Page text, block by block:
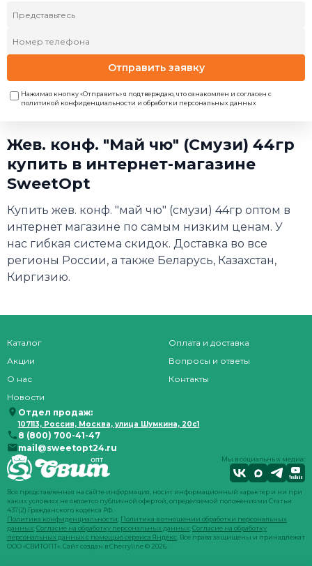
Отправить заявку
Нажимая кнопку «Отправить» я подтверждаю, что ознакомлен и согласен с
политикой конфиденциальности и обработки персональных данных
Жев. конф. "Май чю" (Смузи) 44гр
купить в интернет-магазине
SweetOpt
Купить жев. конф. "май чю" (смузи) 44гр оптом в
интернет магазине по самым низким ценам. У
нас гибкая система скидок. Доставка во все
регионы России, а также Беларусь, Казахстан,
Киргизию.
Каталог
Акции
О нас
Новости
Оплата и доставка
Вопросы и ответы
Контакты
Отдел продаж:
107113, Россия, Москва, улица Шумкина, 20с1
8 (800) 700-41-47
mail@sweetopt24.ru
Мы в социальных медиа:
Вся представленная на сайте информация, носит информационный характер и ни при
каких условиях не является публичной офертой, определяемой положениями Статьи
437(2) Гражданского кодекса РФ.
Политика конфиденциальности; Политика в отношении обработки персональных
данных; Согласие на обработку персональных данных; Согласие на обработку
персональных данных с помощью сервиса Яндекс . Все права защищены и принадлежат
ООО «СВИТОПТ». Сайт создан вCherryline© 2026.